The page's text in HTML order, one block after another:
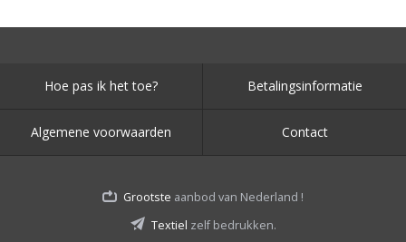
Hoe pas ik het toe? Betalingsinformatie
Algemene voorwaarden Contact
Grootste aanbod van Nederland !
Textiel zelf bedrukken.